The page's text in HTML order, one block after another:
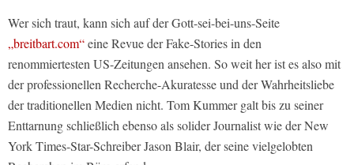
Wer sich traut, kann sich auf der Gott-sei-bei-uns-Seite
„breitbart.com“eine Revue der Fake-Stories in den
renommiertesten US-Zeitungen ansehen. So weit her ist es also mit
der professionellen Recherche-Akuratesse und der Wahrheitsliebe
der traditionellen Medien nicht. Tom Kummer galt bis zu seiner
Enttarnung schließlich ebenso als solider Journalist wie der New
York Times-Star-Schreiber Jason Blair, der seine vielgelobten